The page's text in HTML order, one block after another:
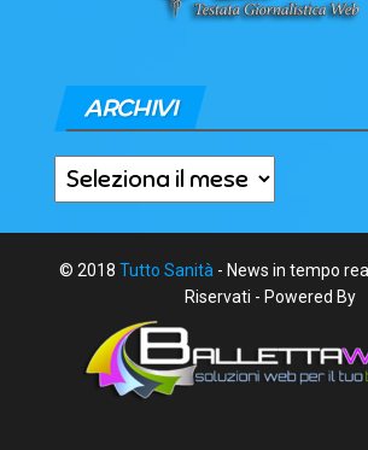
ARCHIVI
Archivi
© 2018 Tutto Sanità - News in tempo
Riservati - Powered By